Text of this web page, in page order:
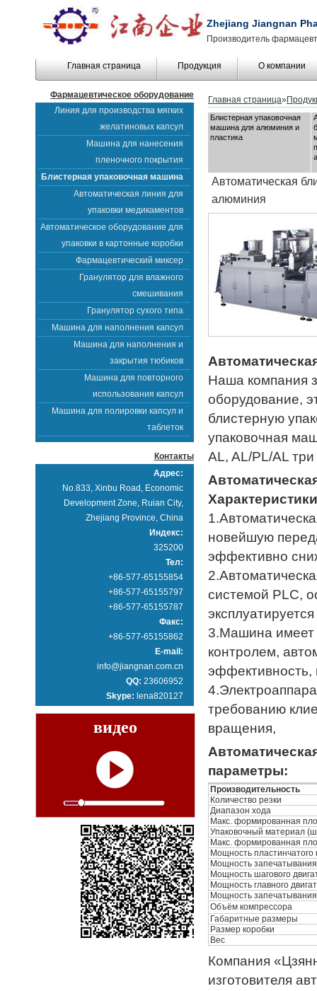
Zhejiang Jiangnan
Производитель
Главная страница Продукция О компании
Фармацевтическое оборудование
Линия для производства мягких
желатиновых капсул
Машина для нанесения
пленочного покрытия
Блистерная упаковочная машина
Автоматическая линия для
упаковки медикаментов
Автоматическое оборудование для
упаковки в картонные коробки
Фармацевтический миксер
Гранулятор для влажного
смешивания
Гранулятор сухого типа
Машина для наполнения капсул
Машина для наполнения и
закрытия тюбиков
Машина для повторного
использования капсул
Машина для полировки капсул и
таблеток
Контакты
Адрес:
No.833, Xinbu Road, Economic
Development Zone, Ruian City,
Zhejiang Province, China
Индекс:
325200
Тел:
+86-577-65155854
+86-577-65155797
+86-577-65155787
Факс:
+86-577-65155862
E-mail:
info@jiangnan.com.cn
QQ: 23606952
Skype: lena820127
видео
Главная страница»
Блистерная упаковочная
машина для алюминия и
пластика
Автоматическая
алюминия
Наша компания
оборудование,
блистерную
упаковочная
AL, AL/PL/AL
новейшую
эффективно
системой PLC,
3.Машина имеет
контролем,
эффективность,
требованию
вращения,
параметры:
Производительность
Количество резки
Диапазон хода
Макс. формированная
Упаковочный материал
Макс. формированная
Мощность пластинчатого
Мощность
Мощность шагового
Мощность главного
Мощность
Объём компрессора
Габаритные размеры
Размер коробки
Вес
Компания
изготовителя